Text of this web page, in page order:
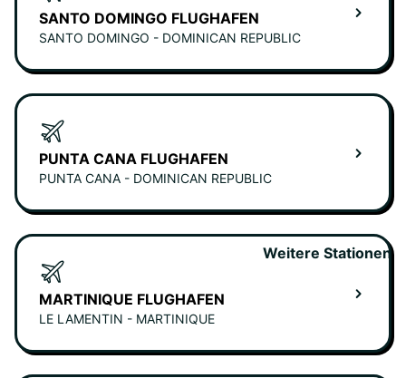
SANTO DOMINGO FLUGHAFEN
SANTO DOMINGO - DOMINICAN REPUBLIC
PUNTA CANA FLUGHAFEN
PUNTA CANA - DOMINICAN REPUBLIC
MARTINIQUE FLUGHAFEN
LE LAMENTIN - MARTINIQUE
Weitere Stationen